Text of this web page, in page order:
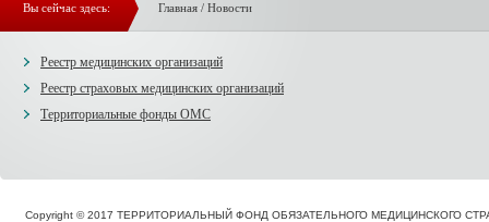
Вы сейчас здесь: Главная/ Новости
Реестр медицинских организаций
Реестр страховых медицинских организаций
Территориальные фонды ОМС
Copyright © 2017 ТЕРРИТОРИАЛЬНЫЙ ФОНД ОБЯЗАТЕЛЬНОГО МЕДИЦИНСКОГО